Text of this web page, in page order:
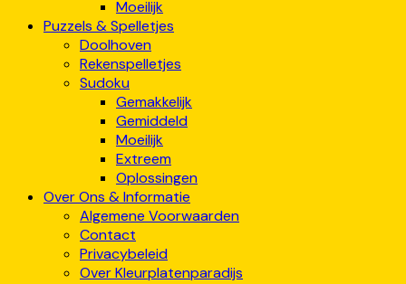
Moeilijk
Puzzels & Spelletjes
Doolhoven
Rekenspelletjes
Sudoku
Gemakkelijk
Gemiddeld
Moeilijk
Extreem
Oplossingen
Over Ons & Informatie
Algemene Voorwaarden
Contact
Privacybeleid
Over Kleurplatenparadijs